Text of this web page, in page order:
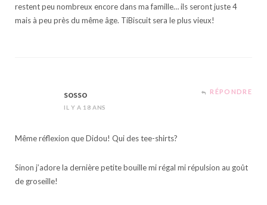
restent peu nombreux encore dans ma famille… ils seront juste 4
mais à peu près du même âge. TiBiscuit sera le plus vieux!
sosso
IL Y A 18 ANS
RÉPONDRE
Même réflexion que Didou! Qui des tee-shirts?
Sinon j’adore la dernière petite bouille mi régal mi répulsion au goût
de groseille!